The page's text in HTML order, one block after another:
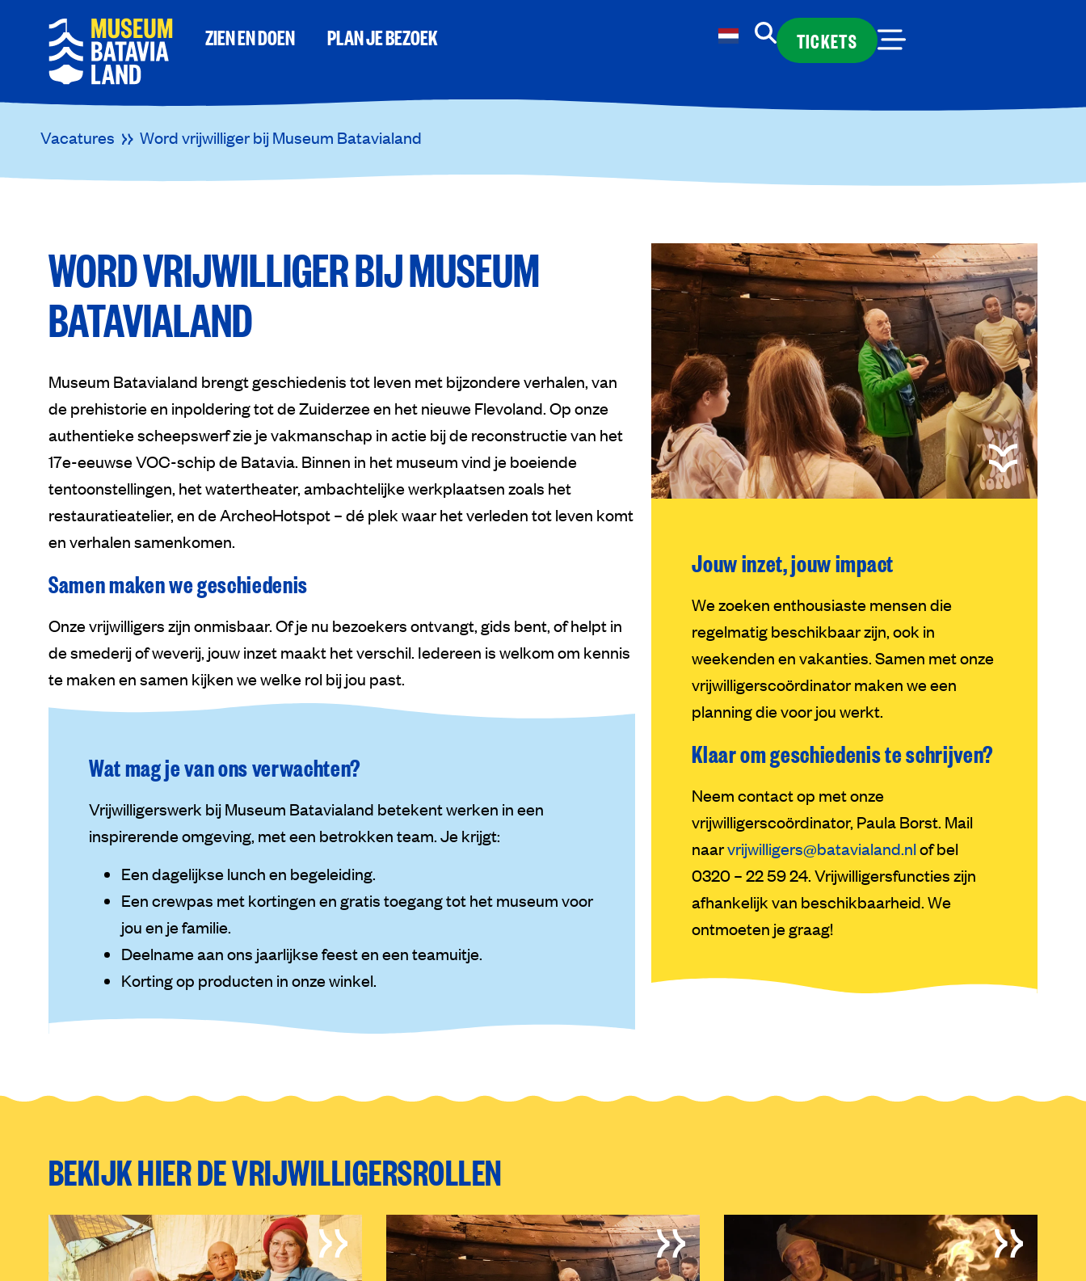
ZIEN EN DOEN PLAN JE BEZOEK TICKETS
Vacatures Word vrijwilliger bij Museum Batavialand
WORD VRIJWILLIGER BIJ MUSEUM
BATAVIALAND
Museum Batavialand brengt geschiedenis tot leven met bijzondere verhalen, van
de prehistorie en inpoldering tot de Zuiderzee en het nieuwe Flevoland. Op onze
authentieke scheepswerf zie je vakmanschap in actie bij de reconstructie van het
17e-eeuwse VOC-schip de Batavia. Binnen in het museum vind je boeiende
tentoonstellingen, het watertheater, ambachtelijke werkplaatsen zoals het
restauratieatelier, en de ArcheoHotspot – dé plek waar het verleden tot leven komt
en verhalen samenkomen.
Samen maken we geschiedenis
Onze vrijwilligers zijn onmisbaar. Of je nu bezoekers ontvangt, gids bent, of helpt in
de smederij of weverij, jouw inzet maakt het verschil. Iedereen is welkom om kennis
te maken en samen kijken we welke rol bij jou past.
Wat mag je van ons verwachten?
Vrijwilligerswerk bij Museum Batavialand betekent werken in een
inspirerende omgeving, met een betrokken team. Je krijgt:
Een dagelijkse lunch en begeleiding.
Een crewpas met kortingen en gratis toegang tot het museum voor
jou en je familie.
Deelname aan ons jaarlijkse feest en een teamuitje.
Korting op producten in onze winkel.
Jouw inzet, jouw impact
We zoeken enthousiaste mensen die
regelmatig beschikbaar zijn, ook in
weekenden en vakanties. Samen met onze
vrijwilligerscoördinator maken we een
planning die voor jou werkt.
Klaar om geschiedenis te schrijven?
Neem contact op met onze
vrijwilligerscoördinator, Paula Borst. Mail
naarvrijwilligers@batavialand.nlof bel
0320 – 22 59 24. Vrijwilligersfuncties zijn
afhankelijk van beschikbaarheid. We
ontmoeten je graag!
BEKIJK HIER DE VRIJWILLIGERSROLLEN